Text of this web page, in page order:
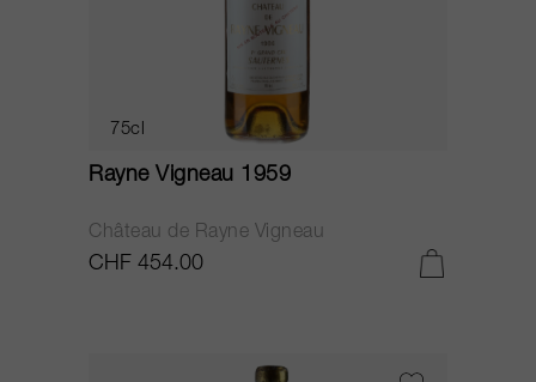
75cl
Rayne Vigneau 1959
Château de Rayne Vigneau
CHF 454.00